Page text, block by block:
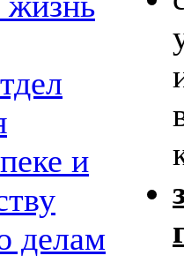
и
делам